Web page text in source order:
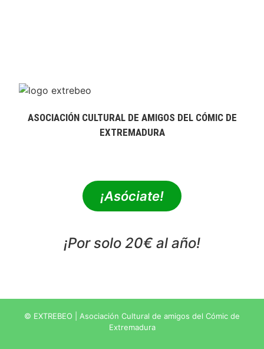
ASOCIACIÓN CULTURAL DE AMIGOS DEL CÓMIC DE
EXTREMADURA
¡Asóciate!
¡Por solo 20€ al año!
© EXTREBEO | Asociación Cultural de amigos del Cómic de
Extremadura